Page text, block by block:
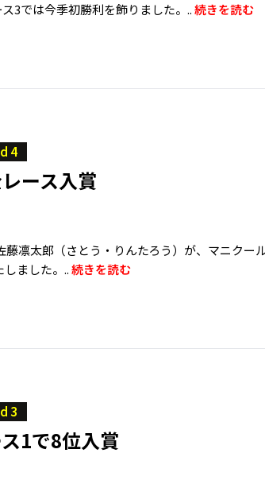
3では今季初勝利を飾りました。..続きを読む
4
ース入賞
凛太郎（さとう・りんたろう）が、マニクー
ました。..続きを読む
3
1で8位入賞